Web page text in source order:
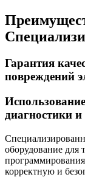
Гарантия
повреждений
диагностики
оборудование для
корректную и